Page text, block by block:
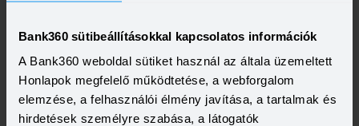
Bank360 sütibeállításokkal kapcsolatos információk
A Bank360 weboldal sütiket használ az általa üzemeltett
Honlapok megfelelő működtetése, a webforgalom
elemzése, a felhasználói élmény javítása, a tartalmak és
hirdetések személyre szabása, a látogatók
BAROSS GÁBOR ÚJRAIPAROSÍTÁSI HITELPROGRAM